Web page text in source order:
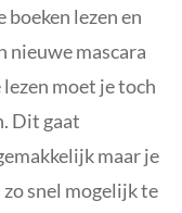
boeken lezen en
nieuwe mascara
moet je toch
Dit gaat
maar je
snel mogelijk te